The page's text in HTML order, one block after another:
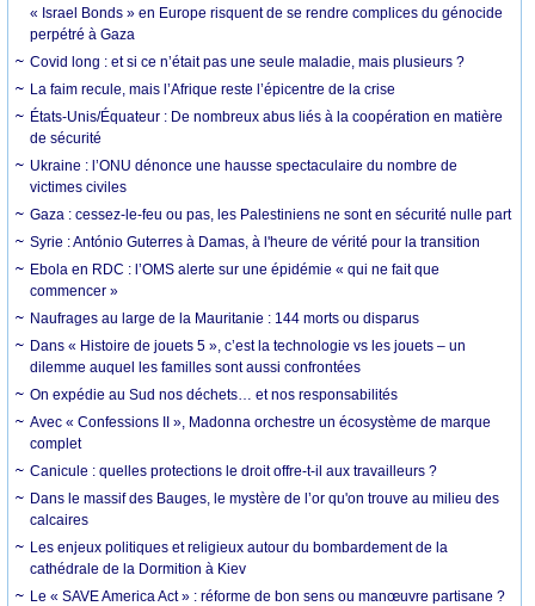
« Israel Bonds » en Europe risquent de se rendre complices du génocide
perpétré à Gaza
Covid long : et si ce n’était pas une seule maladie, mais plusieurs ?
La faim recule, mais l’Afrique reste l’épicentre de la crise
États-Unis/Équateur : De nombreux abus liés à la coopération en matière
de sécurité
Ukraine : l’ONU dénonce une hausse spectaculaire du nombre de
victimes civiles
Gaza : cessez-le-feu ou pas, les Palestiniens ne sont en sécurité nulle part
Syrie : António Guterres à Damas, à l'heure de vérité pour la transition
Ebola en RDC : l’OMS alerte sur une épidémie « qui ne fait que
commencer »
Naufrages au large de la Mauritanie : 144 morts ou disparus
Dans « Histoire de jouets 5 », c’est la technologie vs les jouets – un
dilemme auquel les familles sont aussi confrontées
On expédie au Sud nos déchets… et nos responsabilités
Avec « Confessions II », Madonna orchestre un écosystème de marque
complet
Canicule : quelles protections le droit offre-t-il aux travailleurs ?
Dans le massif des Bauges, le mystère de l’or qu'on trouve au milieu des
calcaires
Les enjeux politiques et religieux autour du bombardement de la
cathédrale de la Dormition à Kiev
Le « SAVE America Act » : réforme de bon sens ou manœuvre partisane ?